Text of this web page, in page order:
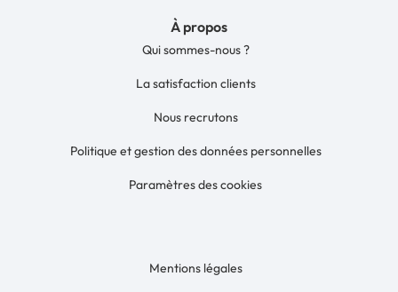
À propos
Qui sommes-nous ?
La satisfaction clients
Nous recrutons
Politique et gestion des données personnelles
Paramètres des cookies
Mentions légales